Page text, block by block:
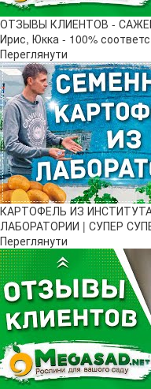
ОТЗЫВЫ КЛИЕНТОВ -
Ирис, Юкка - 100%
Переглянути
КАРТОФЕЛЬ ИЗ
ЛАБОРАТОРИИ | СУПЕР
Переглянути